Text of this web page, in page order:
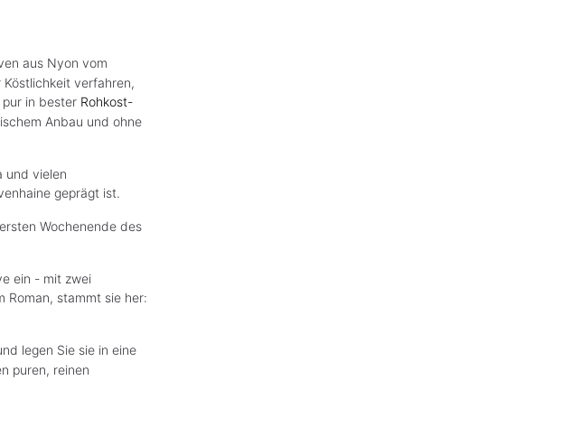
aus Nyon vom
Köstlichkeit verfahren,
pur in bester Rohkost-
Anbau und ohne
und vielen
geprägt ist.
Wochenende des
ein - mit zwei
Roman, stammt sie her:
legen Sie sie in eine
puren, reinen